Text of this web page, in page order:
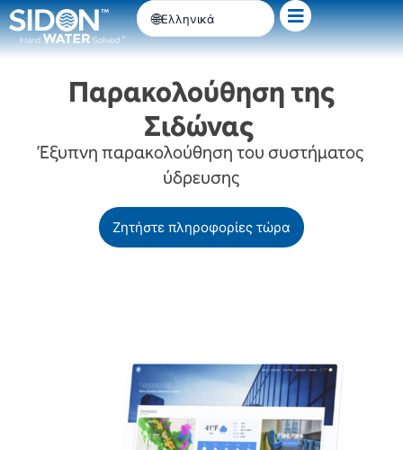
Μετάβαση
στο
περιεχόμενο
Ελληνικά
Παρακολούθηση της
Σιδώνας
Έξυπνη παρακολούθηση του συστήματος
ύδρευσης
Ζητήστε πληροφορίες τώρα